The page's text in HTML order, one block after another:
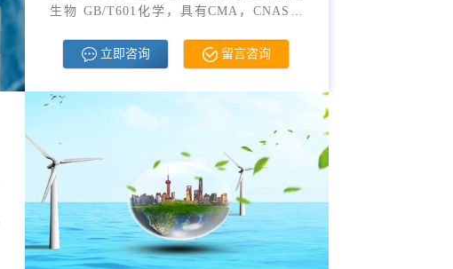
生物 GB/T601化学，具有CMA，CNAS资
立即咨询
留言咨询